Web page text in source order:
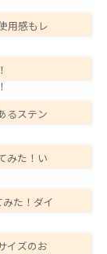
用感もレ
るステン
みた！い
た！ダイ
イズのお